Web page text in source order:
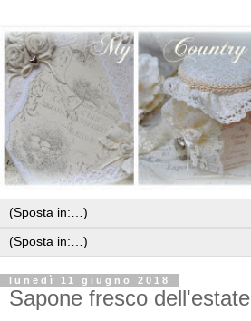
lunedì 11 giugno 2018
Sapone fresco dell'estate